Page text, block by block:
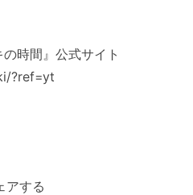
時間』公式サイト
?ref=yt
アする